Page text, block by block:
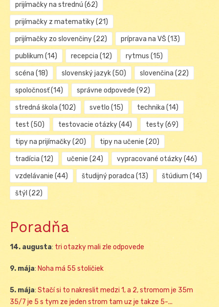
prijímačky na strednú (62)
prijímačky z matematiky(21)
prijímačky zo slovenčiny(22) príprava na VŠ (13)
publikum (14) recepcia (12) rytmus (15)
scéna (18) slovenský jazyk(50) slovenčina (22)
spoločnosť(14) správne odpovede (92)
stredná škola (102) svetlo (15) technika (14)
test (50) testovacie otázky(44) testy(69)
tipy na prijímačky(20) tipy na učenie (20)
tradícia (12) učenie (24) vypracované otázky(46)
vzdelávanie (44) študijný poradca (13) štúdium (14)
štýl (22)
Poradňa
14. augusta: tri otazky mali zle odpovede
9. mája: Noha má 55 stoličiek
5. mája: Stačí si to nakreslit medzi 1, a 2, stromom je 35m
35/7 je 5 s tym ze jeden strom tam uz je takze 5-...